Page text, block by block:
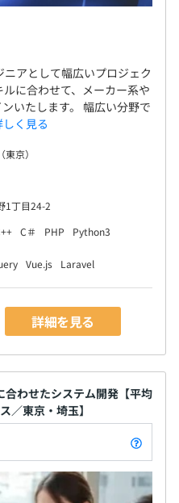
アとして幅広いプロジェク
に合わせて、メーカー系や
いたします。 幅広い分野で
しく見る
京）
1丁目24-2
C＃ PHP
Python3
Vue.js Laravel
詳細を見る
わせたシステム開発【平均
／東京・埼玉】